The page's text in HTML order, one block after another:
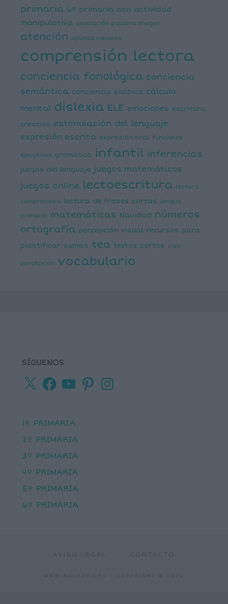
primaria 6º primaria abn actividad
manipulativa asociación palabra imagen
atención ayudas visuales
comprensión lectora
conciencia fonológica conciencia
semántica conciencia silábica cálculo
mental dislexia ELE emociones escritura
creativa estimulación del lenguaje
expresión escrita expresión oral funciones
ejecutivas gramática infantil inferencias
juegos del lenguaje juegos matemáticos
juegos online lectoescritura lectura
comprensiva lectura de frases cortas lengua
primaria matemáticas Navidad números
ortografía percepción visual recursos para
plastificar sumas tea textos cortos viso-
percepción vocabulario
SÍGUENOS
X
Facebook
YouTubePinterestInstagram
1º PRIMARIA
2º PRIMARIA
3º PRIMARIA
4º PRIMARIA
5º PRIMARIA
6º PRIMARIA